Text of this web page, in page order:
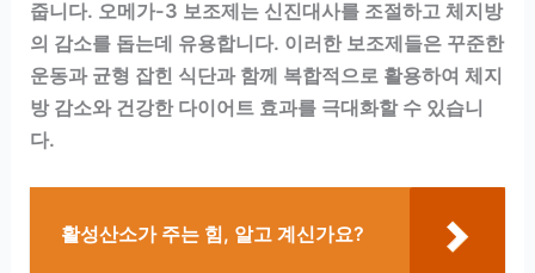
줍니다. 오메가-3 보조제는 신진대사를 조절하고 체지방
의 감소를 돕는데 유용합니다. 이러한 보조제들은 꾸준한
운동과 균형 잡힌 식단과 함께 복합적으로 활용하여 체지
방 감소와 건강한 다이어트 효과를 극대화할 수 있습니
다.
활성산소가 주는 힘, 알고 계신가요?